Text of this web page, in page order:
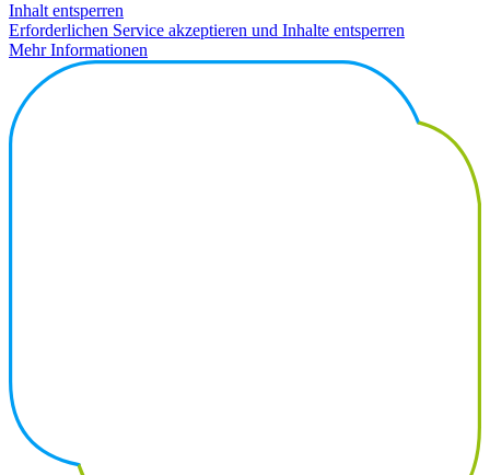
Inhalt entsperren
Erforderlichen Service akzeptieren und Inhalte entsperren
Mehr Informationen